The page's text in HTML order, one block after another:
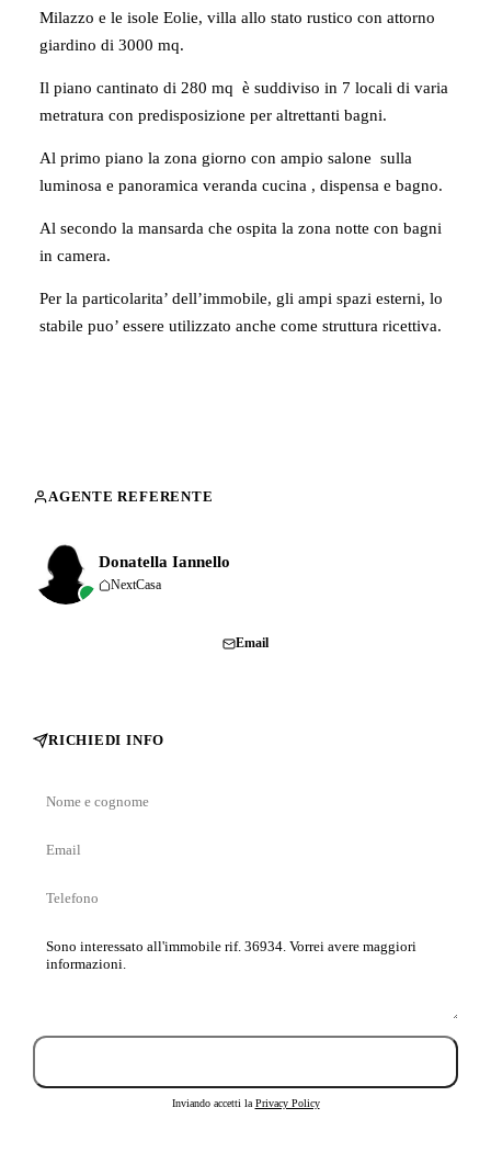
Milazzo e le isole Eolie, villa allo stato rustico con attorno
giardino di 3000 mq.
Il piano cantinato di 280 mq è suddiviso in 7 locali di varia
metratura con predisposizione per altrettanti bagni.
Al primo piano la zona giorno con ampio salone sulla
luminosa e panoramica veranda cucina , dispensa e bagno.
Al secondo la mansarda che ospita la zona notte con bagni
in camera.
Per la particolarita’ dell’immobile, gli ampi spazi esterni, lo
stabile puo’ essere utilizzato anche come struttura ricettiva.
AGENTE REFERENTE
Donatella Iannello
NextCasa
Email
RICHIEDI INFO
Nome
cognome
Email
Telefono
Messaggio
Inviando accetti la Privacy Policy